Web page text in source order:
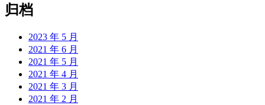
归档
2023 年 5 月
2021 年 6 月
2021 年 5 月
2021 年 4 月
2021 年 3 月
2021 年 2 月